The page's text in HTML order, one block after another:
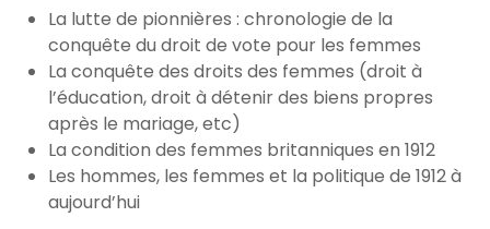
La lutte de pionnières : chronologie de la
conquête du droit de vote pour les femmes
La conquête des droits des femmes (droit à
l’éducation, droit à détenir des biens propres
après le mariage, etc)
La condition des femmes britanniques en 1912
Les hommes, les femmes et la politique de 1912 à
aujourd’hui